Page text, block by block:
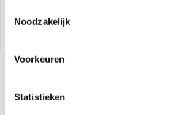
Noodzakelijk
Voorkeuren
Statistieken